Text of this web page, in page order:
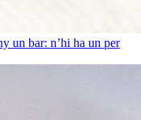
un bar: n’hi ha un per